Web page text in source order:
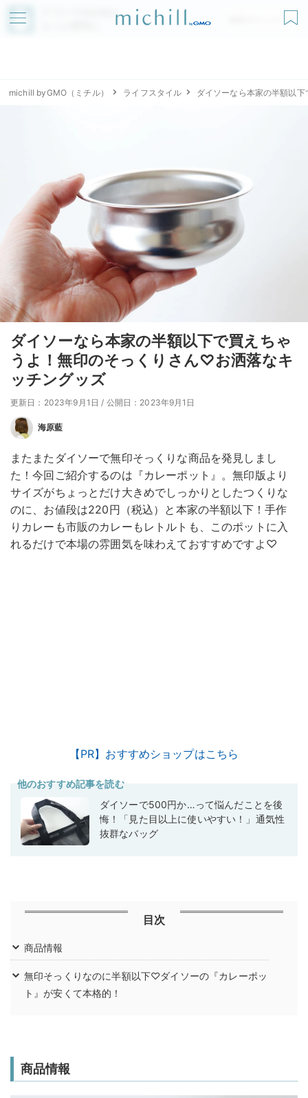
アプリでmichillが
無料ダウンロード
michill byGMO（ミチル） ライフスタイル ダイソーなら本家の半額以
ダイソーなら本家の半額以下で買えちゃ
うよ！無印のそっくりさん♡お洒落なキ
ッチングッズ
更新日：2023年9月1日 / 公開日：2023年9月1日
海原藍
またまたダイソーで無印そっくりな商品を発見しまし
た！今回ご紹介するのは『カレーポット』。無印版より
サイズがちょっとだけ大きめでしっかりとしたつくりな
のに、お値段は220円（税込）と本家の半額以下！手作
りカレーも市販のカレーもレトルトも、このポットに入
れるだけで本場の雰囲気を味わえておすすめですよ♡
【PR】おすすめショップはこちら
他のおすすめ記事を読む
ダイソーで500円か…って悩んだことを後
悔！「見た目以上に使いやすい！」通気性
抜群なバッグ
目次
商品情報
無印そっくりなのに半額以下♡ダイソーの『カレーポッ
ト』が安くて本格的！
商品情報